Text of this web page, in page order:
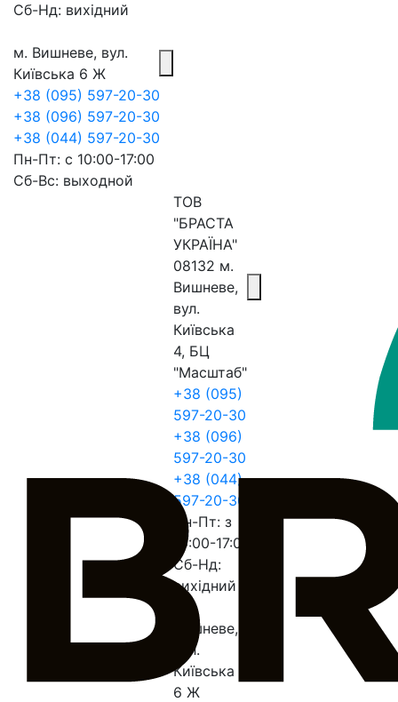
Сб-Нд: вихідний
м. Вишневе, вул.
Київська 6 Ж
+38 (095) 597-20-30
+38 (096) 597-20-30
+38 (044) 597-20-30
Пн-Пт: с 10:00-17:00
Сб-Вс: выходной
ТОВ
"БРАСТА
УКРАЇНА"
08132 м.
Вишневе,
вул.
Київська
4, БЦ
"Масштаб"
+38 (095)
597-20-30
+38 (096)
597-20-30
+38 (044)
597-20-30
Пн-Пт: з
10:00-17:00
Сб-Нд:
вихідний
Вишневе,
вул.
Київська
6 Ж